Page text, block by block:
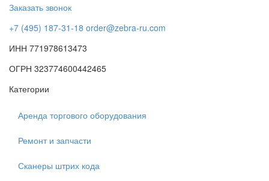
Заказать звонок
+7 (495) 187-31-18 order@zebra-ru.com
ИНН 771978613473
ОГРН 323774600442465
Категории
Аренда торгового оборудования
Ремонт и запчасти
Сканеры штрих кода